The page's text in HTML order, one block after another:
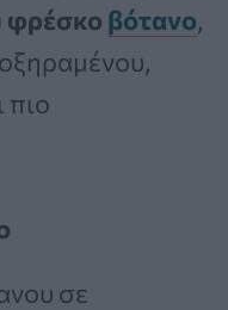
φρέσκο βότανο,
πιο
σε